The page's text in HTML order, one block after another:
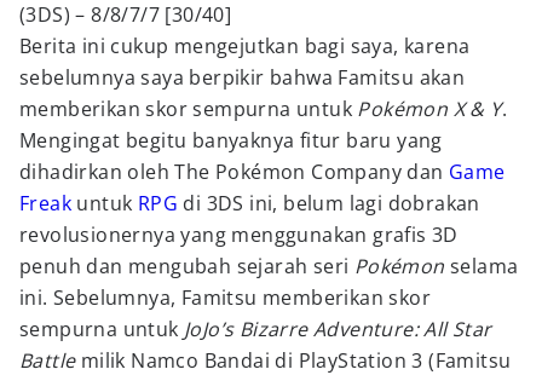
(3DS) – 8/8/7/7 [30/40]
Berita ini cukup mengejutkan bagi saya, karena
sebelumnya saya berpikir bahwa Famitsu akan
memberikan skor sempurna untuk Pokémon X & Y.
Mengingat begitu banyaknya fitur baru yang
dihadirkan oleh The Pokémon Company dan Game
Freak untuk RPG di 3DS ini, belum lagi dobrakan
revolusionernya yang menggunakan grafis 3D
penuh dan mengubah sejarah seri Pokémon selama
ini. Sebelumnya, Famitsu memberikan skor
sempurna untuk JoJo’s Bizarre Adventure: All Star
Battlemilik Namco Bandai di PlayStation 3 (Famitsu